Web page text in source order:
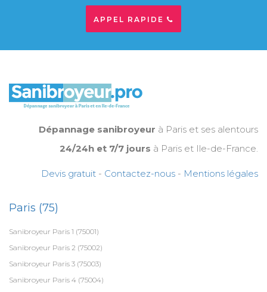
APPEL RAPIDE
Dépannage sanibroyeur à Paris et ses alentours
24/24h et 7/7 jours à Paris et Ile-de-France.
Devis gratuit - Contactez-nous - Mentions légales
Paris (75)
Sanibroyeur Paris 1 (75001)
Sanibroyeur Paris 2 (75002)
Sanibroyeur Paris 3 (75003)
Sanibroyeur Paris 4 (75004)